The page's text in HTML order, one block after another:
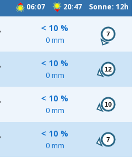
06:07 20:47 Sonne: 12h
< 10 %
0 mm
7
< 10 %
0 mm
12
< 10 %
0 mm
10
< 10 %
0 mm
7